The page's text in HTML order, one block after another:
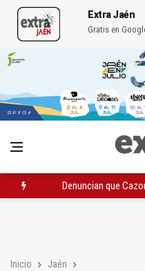
Extra Jaén
Gratis en
Denuncian que
Inicio
Jaén